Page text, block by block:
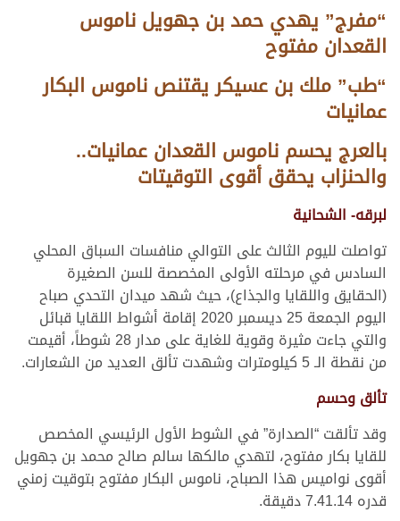
“مفرج” يهدي حمد بن جهويل ناموس
القعدان مفتوح
“طب” ملك بن عسيكر يقتنص ناموس البكار
عمانيات
بالعرج يحسم ناموس القعدان عمانيات..
والحنزاب يحقق أقوى التوقيتات
لبرقه- الشحانية
تواصلت لليوم الثالث على التوالي منافسات السباق المحلي
السادس في مرحلته الأولى المخصصة للسن الصغيرة
(الحقايق واللقايا والجذاع)، حيث شهد ميدان التحدي صباح
اليوم الجمعة 25 ديسمبر 2020 إقامة أشواط اللقايا قبائل
والتي جاءت مثيرة وقوية للغاية على مدار 28 شوطاً، أقيمت
من نقطة الـ 5 كيلومترات وشهدت تألق العديد من الشعارات.
تألق وحسم
وقد تألقت “الصدارة” في الشوط الأول الرئيسي المخصص
للقايا بكار مفتوح، لتهدي مالكها سالم صالح محمد بن جهويل
أقوى نواميس هذا الصباح، ناموس البكار مفتوح بتوقيت زمني
قدره 7.41.14 دقيقة.